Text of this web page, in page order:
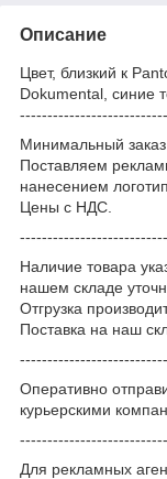
Описание
Цвет, близкий к
Dokumental, синие
Минимальный заказ
Поставляем
нанесением
Цены с НДС.
Наличие товара
нашем складе
Отгрузка
Поставка на наш
Оперативно
курьерскими
Для рекламных